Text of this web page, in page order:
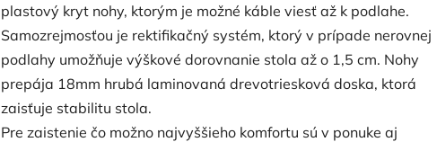
plastový kryt nohy, ktorým je možné káble viesť až k podlahe.
Samozrejmosťou je rektifikačný systém, ktorý v prípade nerovnej
podlahy umožňuje výškové dorovnanie stola až o 1,5 cm. Nohy
prepája 18mm hrubá laminovaná drevotriesková doska, ktorá
zaisťuje stabilitu stola.
Pre zaistenie čo možno najvyššieho komfortu sú v ponuke aj